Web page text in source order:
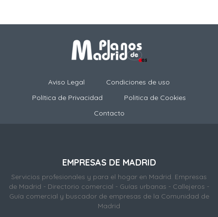
Aviso Legal
Condiciones de uso
Política de Privacidad
Politica de Cookies
Contacto
EMPRESAS DE MADRID
Servicios profesionales y para el hogar en Madrid. Empresas
de Madrid - Directorio comercial - Guías urbanas - Callejeros -
Guía comercial y buscador de empresas de la Comunidad de
Madrid